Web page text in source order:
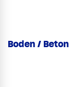
Boden / Beton